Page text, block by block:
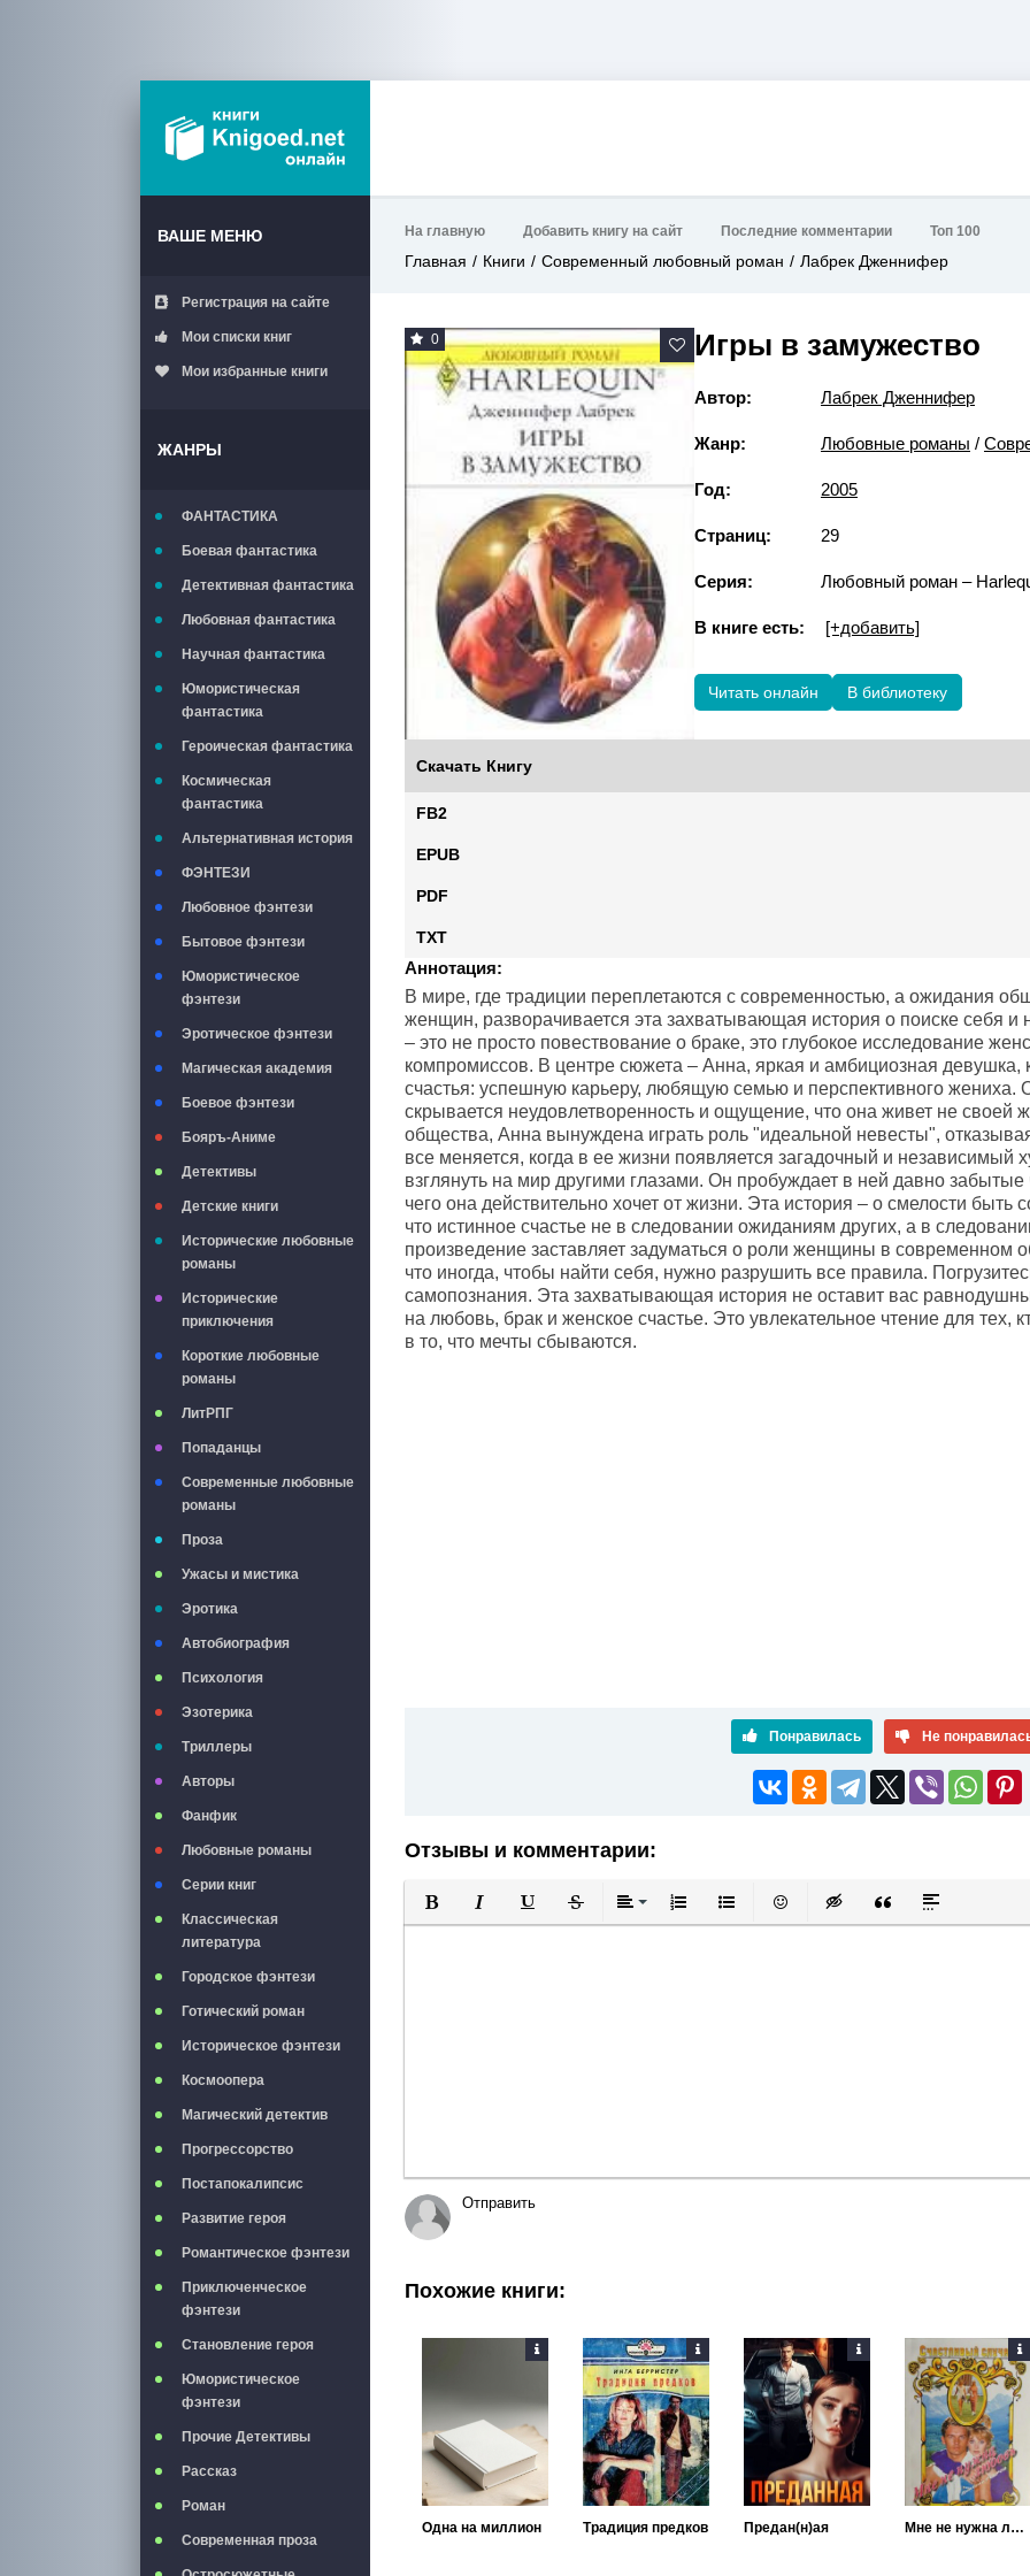
ВАШЕ МЕНЮ
Регистрация на сайте
Мои списки книг
Мои избранные книги
ЖАНРЫ
ФАНТАСТИКА
Боевая фантастика
Детективная фантастика
Любовная фантастика
Научная фантастика
Юмористическая
фантастика
Героическая фантастика
Космическая
фантастика
Альтернативная история
ФЭНТЕЗИ
Любовное фэнтези
Бытовое фэнтези
Юмористическое
фэнтези
Эротическое фэнтези
Магическая академия
Боевое фэнтези
Бояръ-Аниме
Детективы
Детские книги
Исторические любовные
романы
Исторические
приключения
Короткие любовные
романы
ЛитРПГ
Попаданцы
Современные любовные
романы
Проза
Ужасы и мистика
Эротика
Автобиография
Психология
Эзотерика
Триллеры
Авторы
Фанфик
Любовные романы
Серии книг
Классическая
литература
Городское фэнтези
Готический роман
Историческое фэнтези
Космоопера
Магический детектив
Прогрессорство
Постапокалипсис
Развитие героя
Романтическое фэнтези
Приключенческое
фэнтези
Становление героя
Юмористическое
фэнтези
Прочие Детективы
Рассказ
Роман
Современная проза
На главную Добавить книгу на сайт Последние комментарии Топ 100
Главная Книги Современный любовный роман Лабрек Дженнифер
0 Игры в замужество
Автор: Лабрек Дженнифер
Жанр: Любовные романы /
Год: 2005
Страниц: 29
Серия: Любовный роман –
В книге есть: [+добавить]
Читать онлайн В библиотеку
Скачать Книгу
FB2
EPUB
PDF
TXT
Аннотация:
В мире, где традиции переплетаются с современностью, а ожидания
женщин, разворачивается эта захватывающая история о поиске себя
– это не просто повествование о браке, это глубокое исследование
компромиссов. В центре сюжета – Анна, яркая и амбициозная девушка,
счастья: успешную карьеру, любящую семью и перспективного жениха.
скрывается неудовлетворенность и ощущение, что она живет не
общества, Анна вынуждена играть роль "идеальной невесты",
все меняется, когда в ее жизни появляется загадочный и независимый
взглянуть на мир другими глазами. Он пробуждает в ней давно забытые
чего она действительно хочет от жизни. Эта история – о смелости
что истинное счастье не в следовании ожиданиям других, а в
произведение заставляет задуматься о роли женщины в современном
что иногда, чтобы найти себя, нужно разрушить все правила.
самопознания. Эта захватывающая история не оставит вас
на любовь, брак и женское счастье. Это увлекательное чтение для тех,
в то, что мечты сбываются.
Понравилась Не
Отзывы и комментарии:
Полужирный
КурсивПодчеркнутый
ЗачеркнутыйВыравнивание
Нумерованный список
Маркированный список
Вставить смайлик
Вставка скрытого текста
Вставка цитаты
Вставка
Отправить
Похожие книги:
Одна на миллион Традиция предков Предан(н)ая Мне не нужна любовь